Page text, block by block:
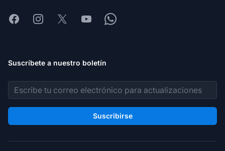
FacebookInstagram
X YoutubeWhatsapp
Suscríbete a nuestro boletín
Dirección de correo electrónico
Suscribirse